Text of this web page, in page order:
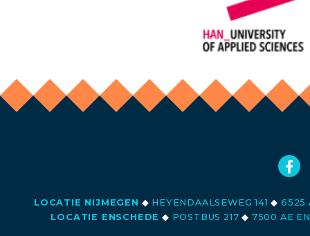
LOCATIE NIJMEGEN ◆ HEYENDAALSEWEG 141◆ 6525
LOCATIE ENSCHEDE ◆ POSTBUS 217◆ 7500 AE